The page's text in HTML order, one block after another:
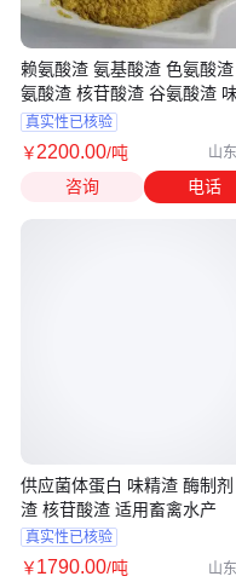
赖氨酸渣 氨基酸渣 色氨酸
氨酸渣 核苷酸渣 谷氨酸渣
渣
真实性已核验
￥2200.00/吨 山
咨询 电话
供应菌体蛋白 味精渣 酶制
渣 核苷酸渣 适用畜禽水产
真实性已核验
￥1790.00/吨 山